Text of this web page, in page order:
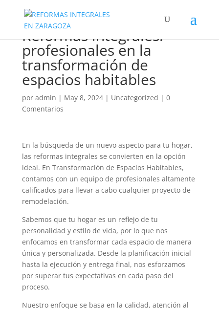
Reformas integrales:
profesionales en la
transformación de
espacios habitables
por admin | May 8, 2024| Uncategorized | 0
Comentarios
En la búsqueda de un nuevo aspecto para tu hogar,
las reformas integrales se convierten en la opción
ideal. En Transformación de Espacios Habitables,
contamos con un equipo de profesionales altamente
calificados para llevar a cabo cualquier proyecto de
remodelación.
Sabemos que tu hogar es un reflejo de tu
personalidad y estilo de vida, por lo que nos
enfocamos en transformar cada espacio de manera
única y personalizada. Desde la planificación inicial
hasta la ejecución y entrega final, nos esforzamos
por superar tus expectativas en cada paso del
proceso.
Nuestro enfoque se basa en la calidad, atención al